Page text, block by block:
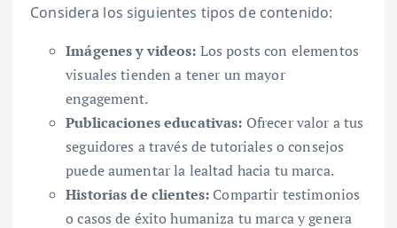
Considera los siguientes tipos de contenido:
Imágenes y videos: Los posts con elementos
visuales tienden a tener un mayor
engagement.
Publicaciones educativas: Ofrecer valor a tus
seguidores a través de tutoriales o consejos
puede aumentar la lealtad hacia tu marca.
Historias de clientes: Compartir testimonios
o casos de éxito humaniza tu marca y genera